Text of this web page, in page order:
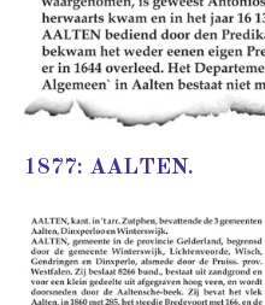
1877: AALTEN.